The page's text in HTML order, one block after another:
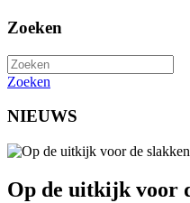
Zoeken
Zoeken
NIEUWS
Op de uitkijk voor